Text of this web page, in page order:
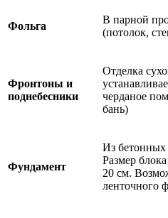
Фольга
В парной
(потолок,
Фронтоны и
поднебесники
Отделка
черданое
бань)
Фундамент
Из бетонных
Размер
20 см.
ленточного